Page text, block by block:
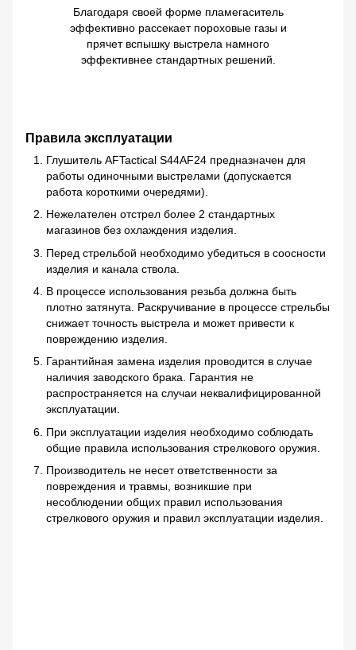
Благодаря своей форме пламегаситель
эффективно рассекает пороховые газы и
прячет вспышку выстрела намного
эффективнее стандартных решений.
Правила эксплуатации
Глушитель AFTactical S44AF24 предназначен для
работы одиночными выстрелами (допускается
работа короткими очередями).
Нежелателен отстрел более 2 стандартных
магазинов без охлаждения изделия.
Перед стрельбой необходимо убедиться в соосности
изделия и канала ствола.
В процессе использования резьба должна быть
плотно затянута. Раскручивание в процессе стрельбы
снижает точность выстрела и может привести к
повреждению изделия.
Гарантийная замена изделия проводится в случае
наличия заводского брака. Гарантия не
распространяется на случаи неквалифицированной
эксплуатации.
При эксплуатации изделия необходимо соблюдать
общие правила использования стрелкового оружия.
Производитель не несет ответственности за
повреждения и травмы, возникшие при
несоблюдении общих правил использования
стрелкового оружия и правил эксплуатации изделия.